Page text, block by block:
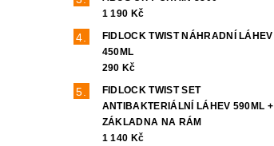
1 190 Kč
FIDLOCK TWIST NÁHRADNÍ LÁHEV
450ML
290 Kč
FIDLOCK TWIST SET
ANTIBAKTERIÁLNÍ LÁHEV 590ML +
ZÁKLADNA NA RÁM
1 140 Kč